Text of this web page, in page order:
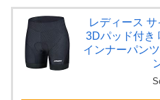
レディース
3Dパッド付き
インナーパン